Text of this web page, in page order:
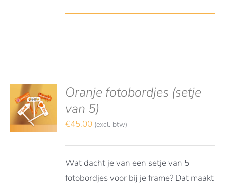
Oranje fotobordjes (setje
van 5)
€45.00 (excl. btw)
Wat dacht je van een setje van 5
fotobordjes voor bij je frame? Dat maakt